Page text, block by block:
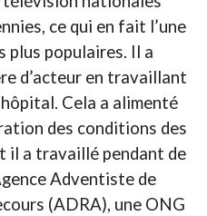
ce qui en fait l’une
plus populaires. Il a
d’acteur en travaillant
Cela a alimenté
des conditions des
il a travaillé pendant de
Adventiste de
(ADRA), une ONG